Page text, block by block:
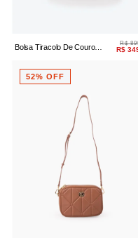
Bolsa Tiracolo De Couro
R$
R$
52% OFF